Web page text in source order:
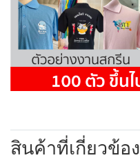
สินค้าที่เกี่ยวข้อง